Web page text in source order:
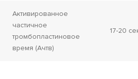
Активированное
частичное
тромбопластиновое
время (Ачтв)
17-20